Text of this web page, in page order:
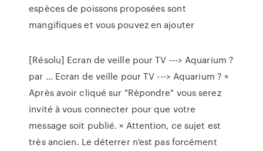
espèces de poissons proposées sont
mangifiques et vous pouvez en ajouter
[Résolu] Ecran de veille pour TV ---> Aquarium ?
par ... Ecran de veille pour TV ---> Aquarium ? ×
Après avoir cliqué sur "Répondre" vous serez
invité à vous connecter pour que votre
message soit publié. × Attention, ce sujet est
très ancien. Le déterrer n'est pas forcément